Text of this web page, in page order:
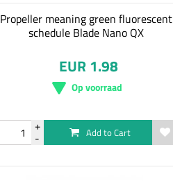
Propeller meaning green fluorescent
schedule Blade Nano QX
EUR 1.98
Op voorraad
Add to Cart